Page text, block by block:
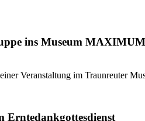
ins Museum
Veranstaltung im Traunreuter
Erntedankgottesdienst